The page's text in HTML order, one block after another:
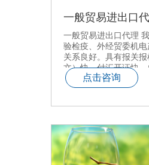
一般贸易进出口
一般贸易进出口代理
验检疫、外经贸委机
关系良好。具有报关
文）快、付汇开证快
国内广大客户提供专
代理服务。并为在香
点击咨询